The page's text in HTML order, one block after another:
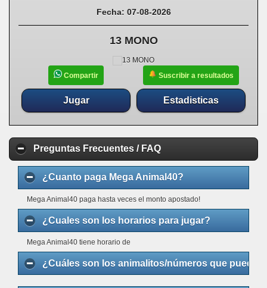
Fecha: 07-08-2026
13 MONO
Compartir Suscribir a resultados
Jugar Estadisticas
Preguntas Frecuentes / FAQ
¿Cuanto paga Mega Animal40?
Mega Animal40 paga hasta veces el monto apostado!
¿Cuales son los horarios para jugar?
Mega Animal40 tiene horario de
¿Cuáles son los animalitos/números que puedo